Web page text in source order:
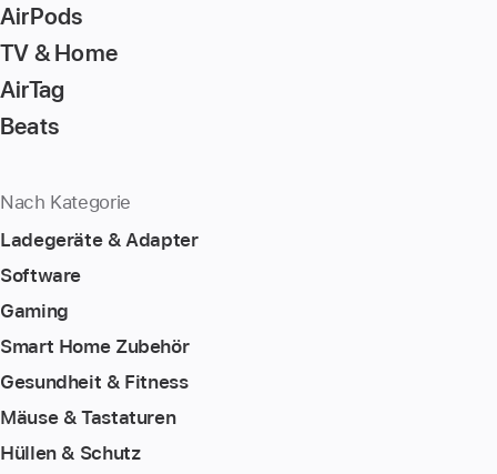
AirPods
TV & Home
AirTag
Beats
Nach Kategorie
Ladegeräte & Adapter
Software
Gaming
Smart Home Zubehör
Gesundheit & Fitness
Mäuse & Tastaturen
Hüllen & Schutz